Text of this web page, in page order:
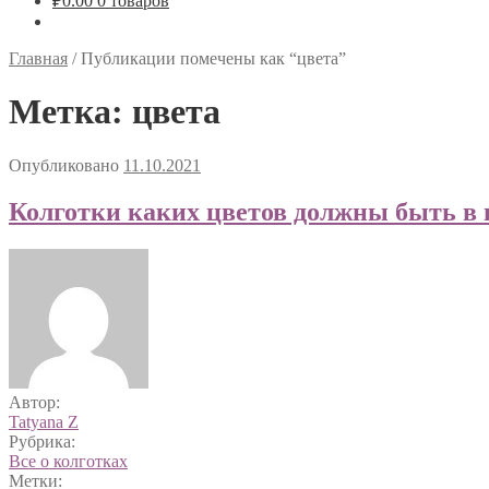
Главная /Публикации помечены как “цвета”
Метка: цвета
Опубликовано 11.10.2021
Колготки каких цветов должны быть в
Автор:
Tatyana Z
Рубрика:
Все о колготках
Метки: